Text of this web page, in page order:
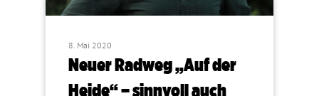
8. Mai 2020
Neuer Radweg „Auf der
Heide“ – sinnvoll auch